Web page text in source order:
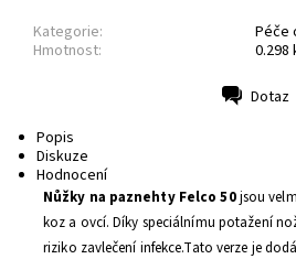
Kategorie:
Péče
Hmotnost:
0.298
Dotaz
Popis
Diskuze
Hodnocení
Nůžky na paznehty Felco 50jsou
koz a ovcí. Díky speciálnímu potažení
riziko zavlečení infekce.Tato verze je